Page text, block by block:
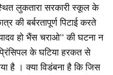
लुकतारा सरकारी स्कूल के
की बर्बरतापूर्ण पिटाई करते
हो भैंस चराओ” की घटना न
के घटिया हरकत से
है । क्या विडंबना है कि जिस